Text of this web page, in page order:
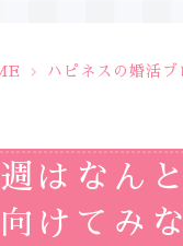
> ハピネスの婚活ブ
はなん
けてみ